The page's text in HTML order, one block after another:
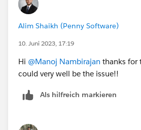
Alim Shaikh (Penny Software)
10. Juni 2023, 17:19
Hi @Manoj Nambirajan thanks for
could very well be the issue!!
Als hilfreich markieren